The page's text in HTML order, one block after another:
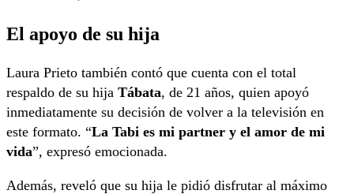
El apoyo de su hija
Laura Prieto también contó que cuenta con el total
respaldo de su hija Tábata, de 21 años, quien apoyó
inmediatamente su decisión de volver a la televisión en
este formato. “La Tabi es mi partner y el amor de mi
vida”, expresó emocionada.
Además, reveló que su hija le pidió disfrutar al máximo